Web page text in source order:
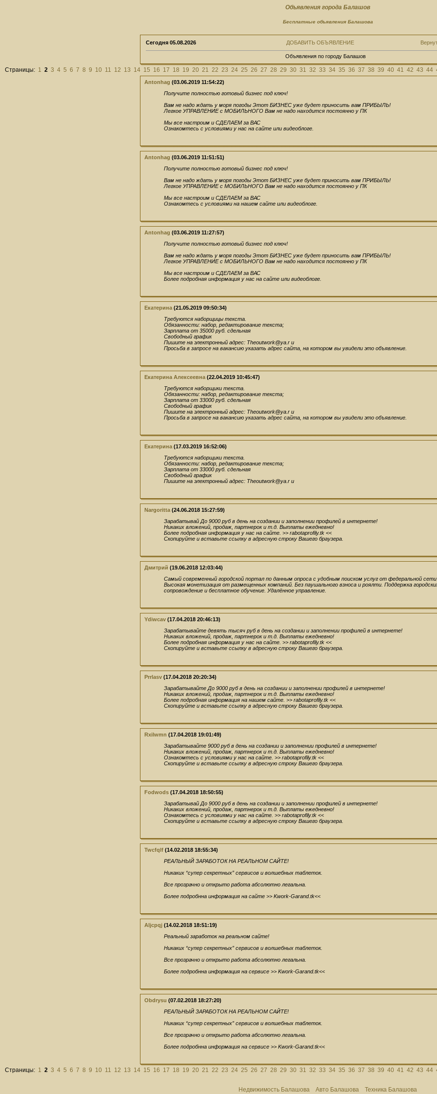
Объявления города Балашов
Бесплатные объявления Балашова
Сегодня 05.08.2026 ДОБАВИТЬ ОБЪЯВЛЕНИЕ
Объявления по городу Балашов
Страницы: 1 2 3 4 5 6 7 8 9 10 11 12 13 14 15 16 17 18 19 20 21 22 23 24 25 26 27 28 29 30 31 32 33 34 35 36 37 38 39 40 41 42 43 44
Antonhag (03.06.2019 11:54:22)
Получите полностью готовый бизнес под ключ!
Вам не надо ждать у моря погоды Этот БИЗНЕС уже будет приносить вам ПРИБЫЛЬ!
Легкое УПРАВЛЕНИЕ с МОБИЛЬНОГО Вам не надо находится постоянно у ПК
Мы все настроим и СДЕЛАЕМ за ВАС
Ознакомтесь с условиями у нас на сайте или видеоблоге.
Antonhag (03.06.2019 11:51:51)
Получите полностью готовый бизнес под ключ!
Вам не надо ждать у моря погоды Этот БИЗНЕС уже будет приносить вам ПРИБЫЛЬ!
Легкое УПРАВЛЕНИЕ с МОБИЛЬНОГО Вам не надо находится постоянно у ПК
Мы все настроим и СДЕЛАЕМ за ВАС
Ознакомтесь с условиями на нашем сайте или видеоблоге.
Antonhag (03.06.2019 11:27:57)
Получите полностью готовый бизнес под ключ!
Вам не надо ждать у моря погоды Этот БИЗНЕС уже будет приносить вам ПРИБЫЛЬ!
Легкое УПРАВЛЕНИЕ с МОБИЛЬНОГО Вам не надо находится постоянно у ПК
Мы все настроим и СДЕЛАЕМ за ВАС
Более подробная информация у нас на сайте или видеоблоге.
Екатерина (21.05.2019 09:50:34)
Требуются наборщицы текста.
Обязанности: набор, редактирование текста;
Зарплата от 35000 руб. сдельная
Свободный график
Пишите на электронный адрес: Theoutwork@ya.r u
Просьба в запросе на вакансию указать адрес сайта, на котором вы увидели это объявление.
Екатерина Алексеевна (22.04.2019 10:45:47)
Требуются наборщики текста.
Обязанности: набор, редактирование текста;
Зарплата от 33000 руб. сдельная
Свободный график
Пишите на электронный адрес: Theoutwork@ya.r u
Просьба в запросе на вакансию указать адрес сайта, на котором вы увидели это объявление.
Екатерина (17.03.2019 16:52:06)
Требуются наборщики текста.
Обязанности: набор, редактирование текста;
Зарплата от 33000 руб. сдельная
Свободный график
Пишите на электронный адрес: Theoutwork@ya.r u
Nargoritta (24.06.2018 15:27:59)
Зарабатывай До 9000 руб в день на создании и заполнении профилей в интернете!
Никаких вложений, продаж, партнерок и т.д. Выплаты ежедневно!
Более подробная информация у нас на сайте. >> rabotaprofily.tk <<
Скопируйте и вставьте ссылку в адресную строку Вашего браузера.
Дмитрий (19.06.2018 12:03:44)
Самый современный городской портал по данным опроса с удобным поиском услуг от федеральной
Высокая монетизация от размещенных компаний. Без паушального взноса и роялти. Поддержка
сопровождение и бесплатное обучение. Удалённое управление.
Ydiwcav (17.04.2018 20:46:13)
Зарабатывайте девять тысяч руб в день на создании и заполнении профилей в интернете!
Никаких вложений, продаж, партнерок и т.д. Выплаты ежедневно!
Более подробная информация у нас на сайте. >> rabotaprofily.tk <<
Скопируйте и вставьте ссылку в адресную строку Вашего браузера.
Prrlasv (17.04.2018 20:20:34)
Зарабатывайте До 9000 руб в день на создании и заполнении профилей в интернете!
Никаких вложений, продаж, партнерок и т.д. Выплаты ежедневно!
Более подробная информация на нашем сайте. >> rabotaprofily.tk <<
Скопируйте и вставьте ссылку в адресную строку Вашего браузера.
Rxilwmn (17.04.2018 19:01:49)
Зарабатывайте 9000 руб в день на создании и заполнении профилей в интернете!
Никаких вложений, продаж, партнерок и т.д. Выплаты ежедневно!
Ознакомтесь с условиями у нас на сайте. >> rabotaprofily.tk <<
Скопируйте и вставьте ссылку в адресную строку Вашего браузера.
Fodwods (17.04.2018 18:50:55)
Зарабатывай До 9000 руб в день на создании и заполнении профилей в интернете!
Никаких вложений, продаж, партнерок и т.д. Выплаты ежедневно!
Ознакомтесь с условиями у нас на сайте. >> rabotaprofily.tk <<
Скопируйте и вставьте ссылку в адресную строку Вашего браузера.
Twcfqlf (14.02.2018 18:55:34)
РЕАЛЬНЫЙ ЗАРАБОТОК НА РЕАЛЬНОМ САЙТЕ!
Никаких “супер секретных” сервисов и волшебных таблеток.
Все прозрачно и открыто работа абсолютно легальна.
Более подробнна информация на сайте >> Kwork-Garand.tk<<
Aljcpqj (14.02.2018 18:51:19)
Реальный заработок на реальном сайте!
Никаких “супер секретных” сервисов и волшебных таблеток.
Все прозрачно и открыто работа абсолютно легальна.
Более подробнна информация на сервисе >> Kwork-Garand.tk<<
Obdrysu (07.02.2018 18:27:20)
РЕАЛЬНЫЙ ЗАРАБОТОК НА РЕАЛЬНОМ САЙТЕ!
Никаких “супер секретных” сервисов и волшебных таблеток.
Все прозрачно и открыто работа абсолютно легальна.
Более подробнна информация на сервисе >> Kwork-Garand.tk<<
Страницы: 1 2 3 4 5 6 7 8 9 10 11 12 13 14 15 16 17 18 19 20 21 22 23 24 25 26 27 28 29 30 31 32 33 34 35 36 37 38 39 40 41 42 43 44
Недвижимость Балашова Авто Балашова Техника Балашова